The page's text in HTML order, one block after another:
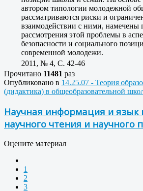
автором типологии молодежной
рассматриваются риски и
взаимодействии с ними, намечены
рассмотрения этой проблемы в
безопасности и социального
современной молодежи.
2011, № 4, C. 42-46
Прочитано 11481 раз
Опубликовано в 14.25.07 - Теория
(дидактика) в общеобразовательной
Научная информация и язык
научного чтения и научного
Оцените материал
1
2
3